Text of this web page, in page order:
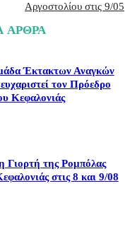
Αργοστολίου στις 9/05
ΑΡΘΡΑ
Έκτακτων Αναγκών
τον Πρόεδρο
Κεφαλονιάς
Γιορτή της Ρομπόλας
στις 8 και 9/08